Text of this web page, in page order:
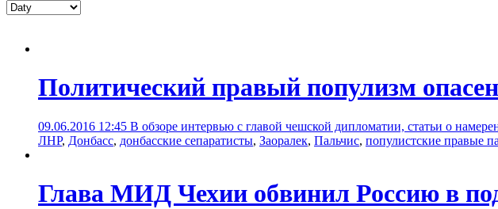
Политический правый популизм
09.06.2016 12:45 В обзоре интервью с главой чешской дипломатии, статьи о
ЛНР, Донбасс, донбасские сепаратисты, Заоралек, Пальчис, популистские правые
Глава МИД Чехии обвинил Россию в